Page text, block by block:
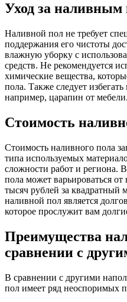
Уход за наливным
Наливной пол не требует
поддержания его чистоты
влажную уборку с
средств. Не рекомендуется
химические вещества,
пола. Также следует
например, царапин от мебели.
Стоимость
Стоимость наливного пола
типа используемых
сложности работ и региона.
пола может варьироваться от
тысяч рублей за квадратный
наливной пол является
которое прослужит вам
Преимущества
сравнении с
В сравнении с другими
пол имеет ряд неоспоримых